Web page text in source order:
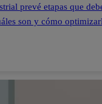
prevé etapas que
son y cómo